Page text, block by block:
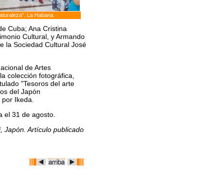
La Habana
Cuba; Ana Cristina
Cultural, y Armando
la Sociedad Cultural José
de Artes
colección fotográfica,
"Tesoros del arte
del Japón
Ikeda.
el 31 de agosto.
Japón. Artículo publicado